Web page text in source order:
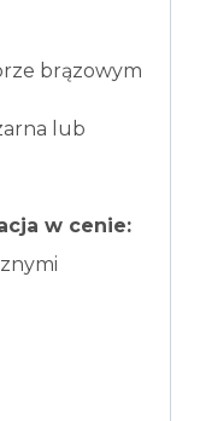
brązowym
lub
w cenie: